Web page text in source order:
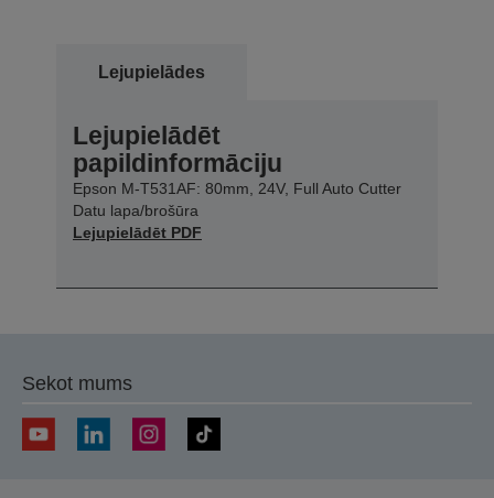
Lejupielādes
Lejupielādēt
papildinformāciju
Epson M-T531AF: 80mm, 24V, Full Auto Cutter
Datu lapa/brošūra
Lejupielādēt PDF
Sekot mums